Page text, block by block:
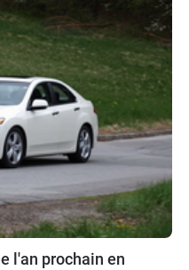
l'an prochain en